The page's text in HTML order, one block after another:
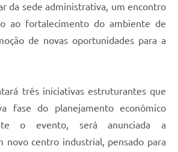
da sede administrativa, um encontro
ao fortalecimento do ambiente de
de novas oportunidades para a
três iniciativas estruturantes que
fase do planejamento econômico
o evento, será anunciada a
novo centro industrial, pensado para